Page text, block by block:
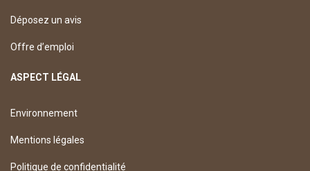
Déposez un avis
Offre d’emploi
ASPECT LÉGAL
Environnement
Mentions légales
Politique de confidentialité